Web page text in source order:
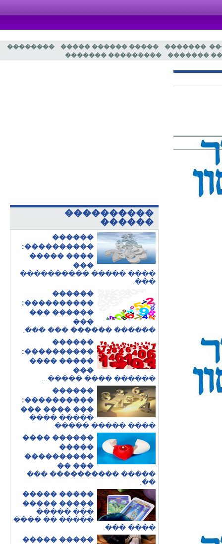
�������
����� ������ �����
��������
�����
��������� �������
����������
�
�����
������
����������:
���� �����
���
���� ����� ����������
���.
������
����������:
������ ���
���
������ ������ ��� ���
.
������
����������:
����� ����
���
������ ���� �����..
.
������
����������:
��� ���� ���
����� ����
���� ����� �����
.
������ ����
�����
����������
��� ��
����� ���������� ���
��
.
����� �����
����� �����
��� �����
����� �� ����
���� ���
.
����� �����